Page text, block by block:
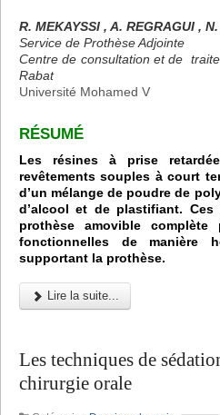
R. MEKAYSSI , A. REGRAGUI ,
Service de Prothèse Adjointe
Centre de consultation et de
Rabat
Université Mohamed V
RÉSUMÉ
Les résines à prise
revêtements souples à court
d’un mélange de poudre de
d’alcool et de plastifiant.
prothèse amovible
fonctionnelles de manière
supportant la prothèse.
Lire la suite...
Les techniques de
chirurgie orale